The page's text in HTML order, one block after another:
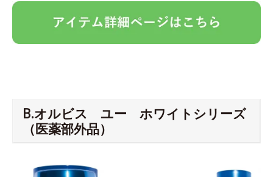
B.オルビス ユー ホワイトシリーズ
（医薬部外品）